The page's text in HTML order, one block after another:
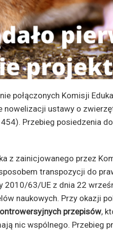
połączonych Komisji
nowelizacji ustawy o
Przebieg posiedzenia
z zainicjowanego przez
transpozycji do
2010/63/UE z dnia 22
naukowych. Przy okazji
przepisów,
nic wspólnego. Przebieg